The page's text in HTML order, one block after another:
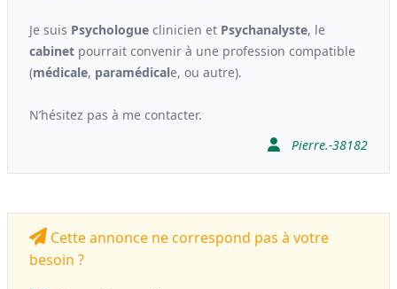
Je suis Psychologue clinicien et Psychanalyste, le
cabinet pourrait convenir à une profession compatible
(médicale, paramédicale, ou autre).
N’hésitez pas à me contacter.
Pierre.-38182
Cette annonce ne correspond pas à votre
besoin ?